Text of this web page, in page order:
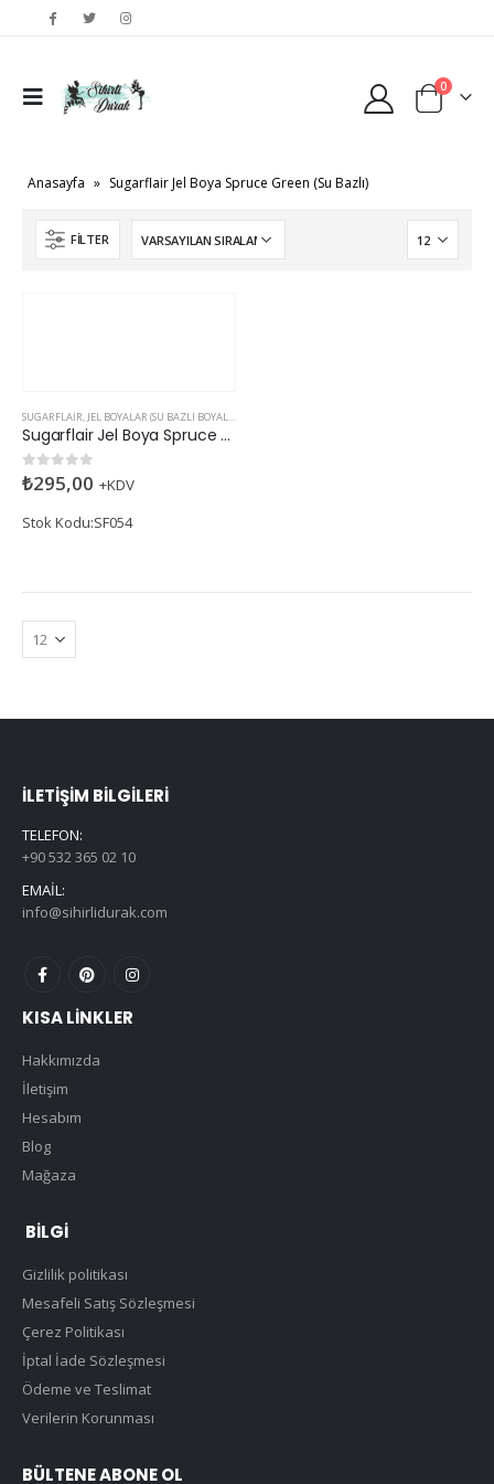
0
Anasayfa » Sugarflair Jel Boya Spruce Green (Su Bazlı)
FILTER
SUGARFLAIR, JEL BOYALAR (SU BAZLI BOYALAR)
Sugarflair Jel Boya Spruce Green (Su Bazlı)
05 üzerinden
₺295,00 +KDV
Stok Kodu:SF054
İLETIŞIM BILGILERI
TELEFON:
+90 532 365 02 10
EMAIL:
info@sihirlidurak.com
KISA LINKLER
Hakkımızda
İletişim
Hesabım
Blog
Mağaza
BILGI
Gizlilik politikası
Mesafeli Satış Sözleşmesi
Çerez Politikası
İptal İade Sözleşmesi
Ödeme ve Teslimat
Verilerin Korunması
BÜLTENE ABONE OL